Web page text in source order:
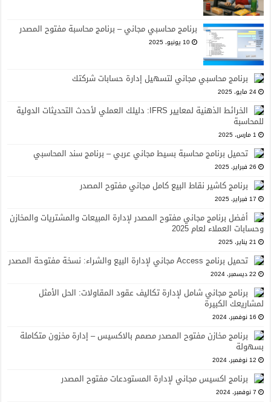
برنامج محاسبي مجاني – برنامج محاسبة مفتوح المصدر
10 يونيو، 2025
برنامج محاسبي مجاني لتسهيل إدارة حسابات شركتك
24 مايو، 2025
الخرائط الذهنية لمعايير IFRS: دليلك العملي لأحدث التحديثات الدولية
للمحاسبة
1 مارس، 2025
تحميل برنامج محاسبة بسيط مجاني عربي – برنامج سند المحاسبي
26 فبراير، 2025
برنامج كاشير نقاط البيع كامل مجاني مفتوح المصدر
17 فبراير، 2025
أفضل برنامج مجاني مفتوح المصدر لإدارة المبيعات والمشتريات والمخازن
وحسابات العملاء لعام 2025
21 يناير، 2025
تحميل برنامج Access مجاني لإدارة البيع والشراء: نسخة مفتوحة المصدر
22 ديسمبر، 2024
برنامج مجاني شامل لإدارة تكاليف عقود المقاولات: الحل الأمثل
لمشاريعك الكبيرة
16 نوفمبر، 2024
برنامج مخازن مفتوح المصدر مصمم بالاكسيس – إدارة مخزون متكاملة
بسهولة
12 نوفمبر، 2024
برنامج اكسيس مجاني لإدارة المستودعات مفتوح المصدر
7 نوفمبر، 2024